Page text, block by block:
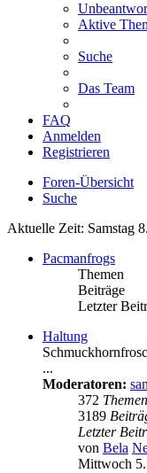
Aktive
Suche
Das Team
FAQ
Anmelden
Registrieren
Foren-Übersicht
Suche
Aktuelle Zeit: Samstag
Pacmanfrogs
Themen
Beiträge
Letzter
Haltung
...
Moderatoren:
372 Themen
3189
Letzter
von Bela
Mittwoch 5.